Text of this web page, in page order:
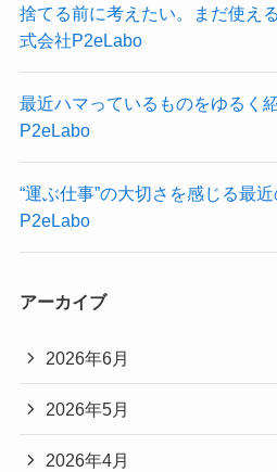
捨てる前に考えたい。まだ使
式会社P2eLabo
最近ハマっているものをゆる
P2eLabo
“運ぶ仕事”の大切さを感じる最
P2eLabo
アーカイブ
2026年6月
2026年5月
2026年4月